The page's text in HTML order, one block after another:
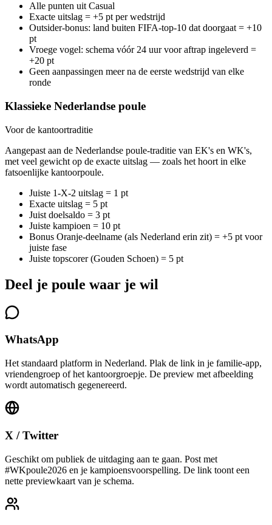
Alle punten uit Casual
Exacte uitslag = +5 pt per wedstrijd
Outsider-bonus: land buiten FIFA-top-10 dat doorgaat = +10
pt
Vroege vogel: schema vóór 24 uur voor aftrap ingeleverd =
+20 pt
Geen aanpassingen meer na de eerste wedstrijd van elke
ronde
Klassieke Nederlandse poule
Voor de kantoortraditie
Aangepast aan de Nederlandse poule-traditie van EK's en WK's,
met veel gewicht op de exacte uitslag — zoals het hoort in elke
fatsoenlijke kantoorpoule.
Juiste 1-X-2 uitslag = 1 pt
Exacte uitslag = 5 pt
Juist doelsaldo = 3 pt
Juiste kampioen = 10 pt
Bonus Oranje-deelname (als Nederland erin zit) = +5 pt voor
juiste fase
Juiste topscorer (Gouden Schoen) = 5 pt
Deel je poule waar je wil
WhatsApp
Het standaard platform in Nederland. Plak de link in je familie-app,
vriendengroep of het kantoorgroepje. De preview met afbeelding
wordt automatisch gegenereerd.
X / Twitter
Geschikt om publiek de uitdaging aan te gaan. Post met
#WKpoule2026 en je kampioensvoorspelling. De link toont een
nette previewkaart van je schema.